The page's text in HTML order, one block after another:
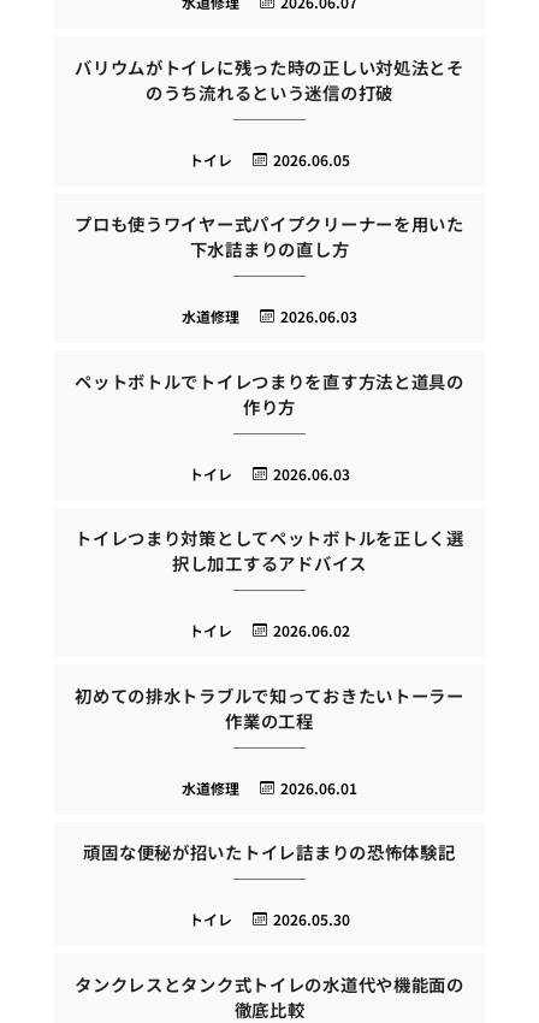
バリウムがトイレに残った時の正しい対処法とそ
のうち流れるという迷信の打破
2026.06.05
トイレ
プロも使うワイヤー式パイプクリーナーを用いた
下水詰まりの直し方
2026.06.03
水道修理
ペットボトルでトイレつまりを直す方法と道具の
作り方
2026.06.03
トイレ
トイレつまり対策としてペットボトルを正しく選
択し加工するアドバイス
2026.06.02
トイレ
初めての排水トラブルで知っておきたいトーラー
作業の工程
2026.06.01
水道修理
頑固な便秘が招いたトイレ詰まりの恐怖体験記
2026.05.30
トイレ
タンクレスとタンク式トイレの水道代や機能面の
徹底比較